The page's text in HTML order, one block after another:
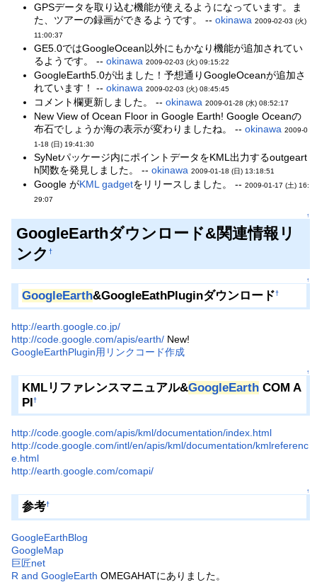
GPSデータを取り込む機能が使えるようになっています。ま
た、ツアーの録画ができるようです。 --okinawa 2009-02-03 (火)
11:00:37
GE5.0ではGoogleOcean以外にもかなり機能が追加されてい
るようです。 --okinawa 2009-02-03 (火) 09:15:22
GoogleEarth5.0が出ました！予想通りGoogleOceanが追加さ
れています！ --okinawa 2009-02-03 (火) 08:45:45
コメント欄更新しました。 --okinawa 2009-01-28 (水) 08:52:17
New View of Ocean Floor in Google Earth! Google Oceanの
布石でしょうか海の表示が変わりましたね。 --okinawa 2009-0
1-18 (日) 19:41:30
SyNetパッケージ内にポイントデータをKML出力するoutgeart
h関数を発見しました。 --okinawa 2009-01-18 (日) 13:18:51
Google がKML gadgetをリリースしました。 --2009-01-17 (土) 16:
29:07
↑
GoogleEarthダウンロード&関連情報リ
ンク †
↑
GoogleEarth&GoogleEathPluginダウンロード†
http://earth.google.co.jp/
http://code.google.com/apis/earth/ New!
GoogleEarthPlugin用リンクコード作成
↑
KMLリファレンスマニュアル&GoogleEarth COM A
PI†
http://code.google.com/apis/kml/documentation/index.html
http://code.google.com/intl/en/apis/kml/documentation/kmlreferenc
e.html
http://earth.google.com/comapi/
↑
参考†
GoogleEarthBlog
GoogleMap
巨匠net
R and GoogleEarth OMEGAHATにありました。